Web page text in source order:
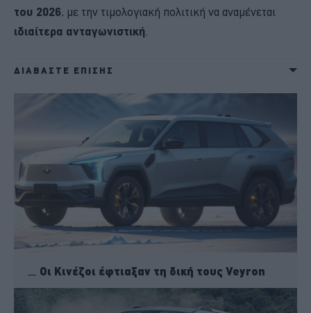
του 2026, με την τιμολογιακή πολιτική να αναμένεται
ιδιαίτερα ανταγωνιστική
ΔΙΑΒΑΣΤΕ ΕΠΙΣΗΣ
Οι Κινέζοι έφτιαξαν τη δική τους Veyron